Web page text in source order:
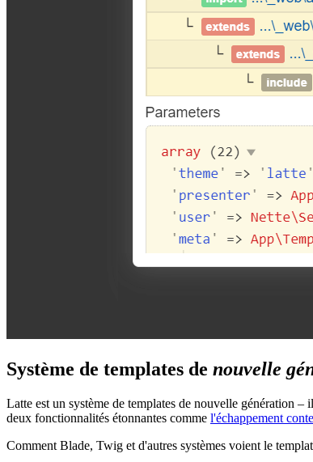
Système de templates de nouvelle
Latte est un système de templates de nouvelle génération
deux fonctionnalités étonnantes comme l'échappement
Comment Blade, Twig et d'autres systèmes voient le